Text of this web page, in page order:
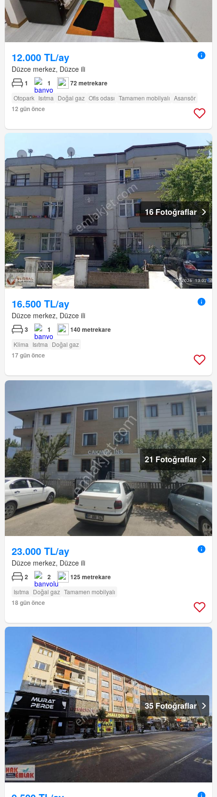
12.000 TL/ay
Düzce merkez, Düzce ili
1 1 72 metrekare
Otopark Isıtma Doğal gaz Ofis odası Tamamen mobilyalı Asansör
12 gün önce
16 Fotoğraflar
16.500 TL/ay
Düzce merkez, Düzce ili
3 1 140 metrekare
Klima Isıtma Doğal gaz
17 gün önce
21 Fotoğraflar
23.000 TL/ay
Düzce merkez, Düzce ili
2 2 125 metrekare
Isıtma Doğal gaz Tamamen mobilyalı
18 gün önce
35 Fotoğraflar